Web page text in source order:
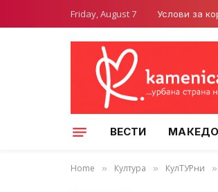
Friday, August 7 Услови за
ВЕСТИ
Home » Култура » КулТУРни »